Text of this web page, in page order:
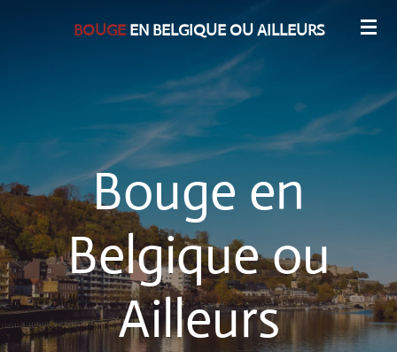
BOUGEEN BELGIQUE OU AILLEURS
Bouge en
Belgique ou
Ailleurs